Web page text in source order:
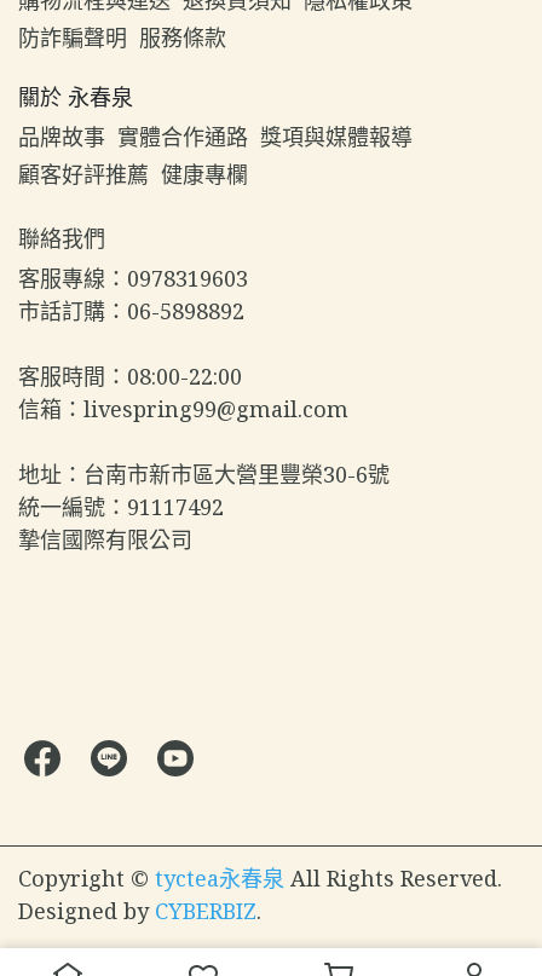
防詐騙聲明 服務條款
關於 永春泉
品牌故事 實體合作通路 獎項與媒體報導
顧客好評推薦 健康專欄
聯絡我們
客服專線：0978319603
市話訂購：06-5898892
客服時間：08:00-22:00
信箱：livespring99@gmail.com
地址：台南市新市區大營里豐榮30-6號
統一編號：91117492
摯信國際有限公司
Copyright © tyctea永春泉 All Rights Reserved.
Designed by CYBERBIZ.